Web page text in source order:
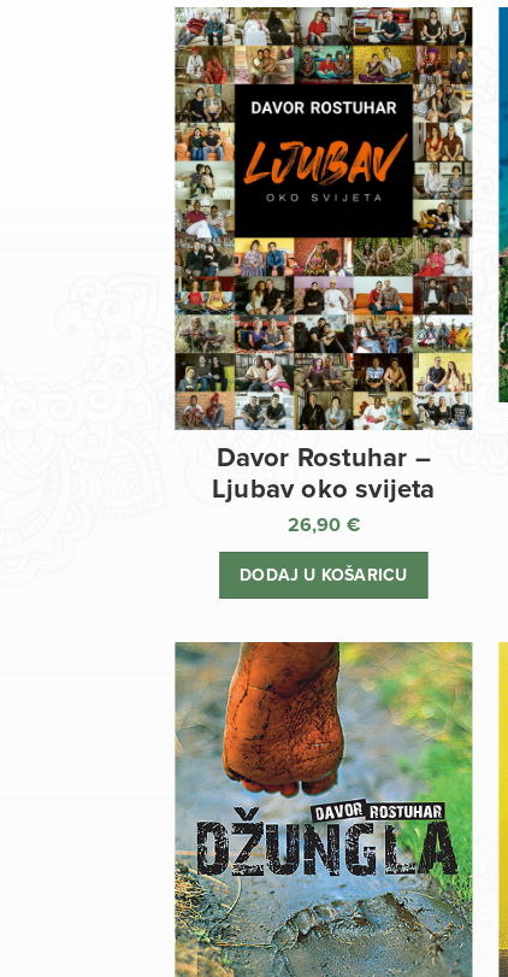
Davor Rostuhar –
Ljubav oko svijeta
26,90 €
DODAJ U KOŠARICU